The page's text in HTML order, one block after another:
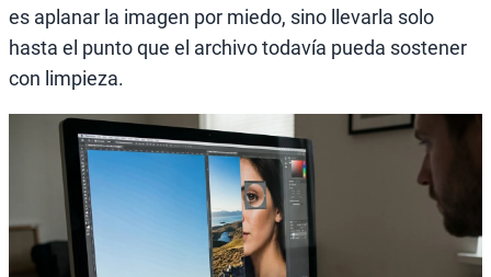
es aplanar la imagen por miedo, sino llevarla solo
hasta el punto que el archivo todavía pueda sostener
con limpieza.